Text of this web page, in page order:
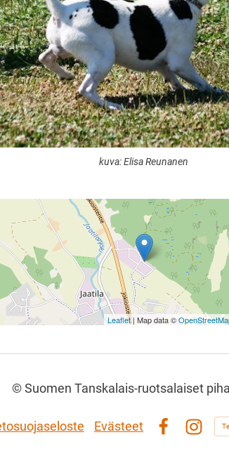
kuva: Elisa Reunanen
Leaflet| Map data ©
©Suomen Tanskalais-ruotsalaiset
Evästeet